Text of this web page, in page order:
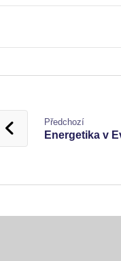
Předchozí
Energetika v